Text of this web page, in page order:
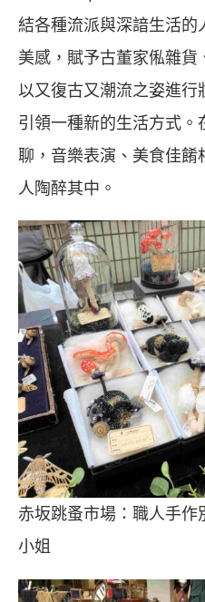
結各種流派與深諳生活的
美感，賦予古董家俬雜貨
以又復古又潮流之姿進行
引領一種新的生活方式。
聊，音樂表演、美食佳餚
人陶醉其中。
赤坂跳蚤市場：職人手
小姐